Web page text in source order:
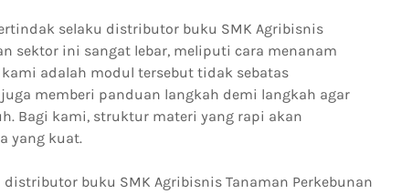
selaku distributor buku SMK Agribisnis
sektor ini sangat lebar, meliputi cara menanam
adalah modul tersebut tidak sebatas
memberi panduan langkah demi langkah agar
Bagi kami, struktur materi yang rapi akan
yang kuat.
buku SMK Agribisnis Tanaman Perkebunan